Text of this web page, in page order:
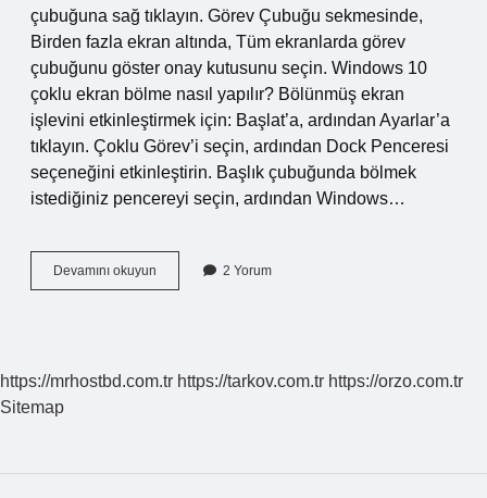
çubuğuna sağ tıklayın. Görev Çubuğu sekmesinde,
Birden fazla ekran altında, Tüm ekranlarda görev
çubuğunu göster onay kutusunu seçin. Windows 10
çoklu ekran bölme nasıl yapılır? Bölünmüş ekran
işlevini etkinleştirmek için: Başlat’a, ardından Ayarlar’a
tıklayın. Çoklu Görev’i seçin, ardından Dock Penceresi
seçeneğini etkinleştirin. Başlık çubuğunda bölmek
istediğiniz pencereyi seçin, ardından Windows…
Devamını okuyun
Ekran
2 Yorum
https://mrhostbd.com.tr https://tarkov.com.tr https://orzo.com.tr
Sitemap